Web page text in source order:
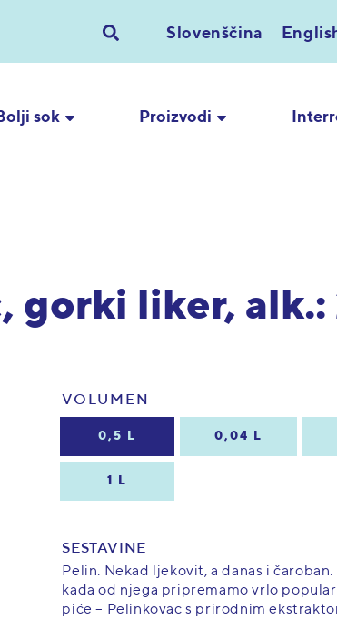
Slovenščina
sok Proizvodi
gorki liker, alk.:
VOLUMEN
0,5 L 0,04 L
1 L
SESTAVINE
Pelin. Nekad ljekovit, a danas i
kada od njega pripremamo vrlo
piće – Pelinkovac s prirodnim